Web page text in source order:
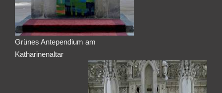
Grünes Antependium am
Katharinenaltar